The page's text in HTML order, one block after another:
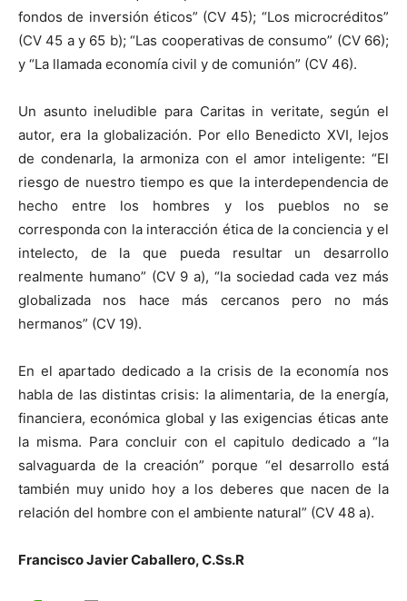
fondos de inversión éticos” (CV 45); “Los microcréditos”
(CV 45 a y 65 b); “Las cooperativas de consumo” (CV 66);
y “La llamada economía civil y de comunión” (CV 46).
Un asunto ineludible para Caritas in veritate, según el
autor, era la globalización. Por ello Benedicto XVI, lejos
de condenarla, la armoniza con el amor inteligente: “El
riesgo de nuestro tiempo es que la interdependencia de
hecho entre los hombres y los pueblos no se
corresponda con la interacción ética de la conciencia y el
intelecto, de la que pueda resultar un desarrollo
realmente humano” (CV 9 a), “la sociedad cada vez más
globalizada nos hace más cercanos pero no más
hermanos” (CV 19).
En el apartado dedicado a la crisis de la economía nos
habla de las distintas crisis: la alimentaria, de la energía,
financiera, económica global y las exigencias éticas ante
la misma. Para concluir con el capitulo dedicado a “la
salvaguarda de la creación” porque “el desarrollo está
también muy unido hoy a los deberes que nacen de la
relación del hombre con el ambiente natural” (CV 48 a).
Francisco Javier Caballero, C.Ss.R